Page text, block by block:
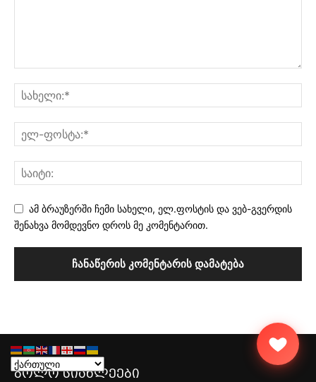
ამ ბრაუზერში ჩემი სახელი, ელ.ფოსტის და ვებ-გვერდის
შენახვა მომდევნო დროს მე კომენტარით.
ბოლო სიახლეები